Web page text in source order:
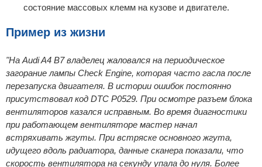
состояние массовых клемм на кузове и двигателе.
Пример из жизни
"На Audi A4 B7 владелец жаловался на периодическое
загорание лампы Check Engine, которая часто гасла после
перезапуска двигателя. В истории ошибок постоянно
присутствовал код DTC P0529. При осмотре разъем блока
вентиляторов казался исправным. Во время диагностики
при работающем вентиляторе мастер начал
встряхивать жгуты. При встряске основного жгута,
идущего вдоль радиатора, данные сканера показали, что
скорость вентилятора на секунду упала до нуля. Более